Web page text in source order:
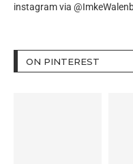
instagram via
ON PINTEREST